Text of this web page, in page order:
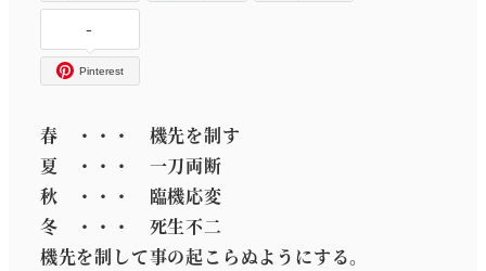
-
Pinterest
春 ・・・ 機先を制す
夏 ・・・ 一刀両断
秋 ・・・ 臨機応変
冬 ・・・ 死生不二
機先を制して事の起こらぬようにする。